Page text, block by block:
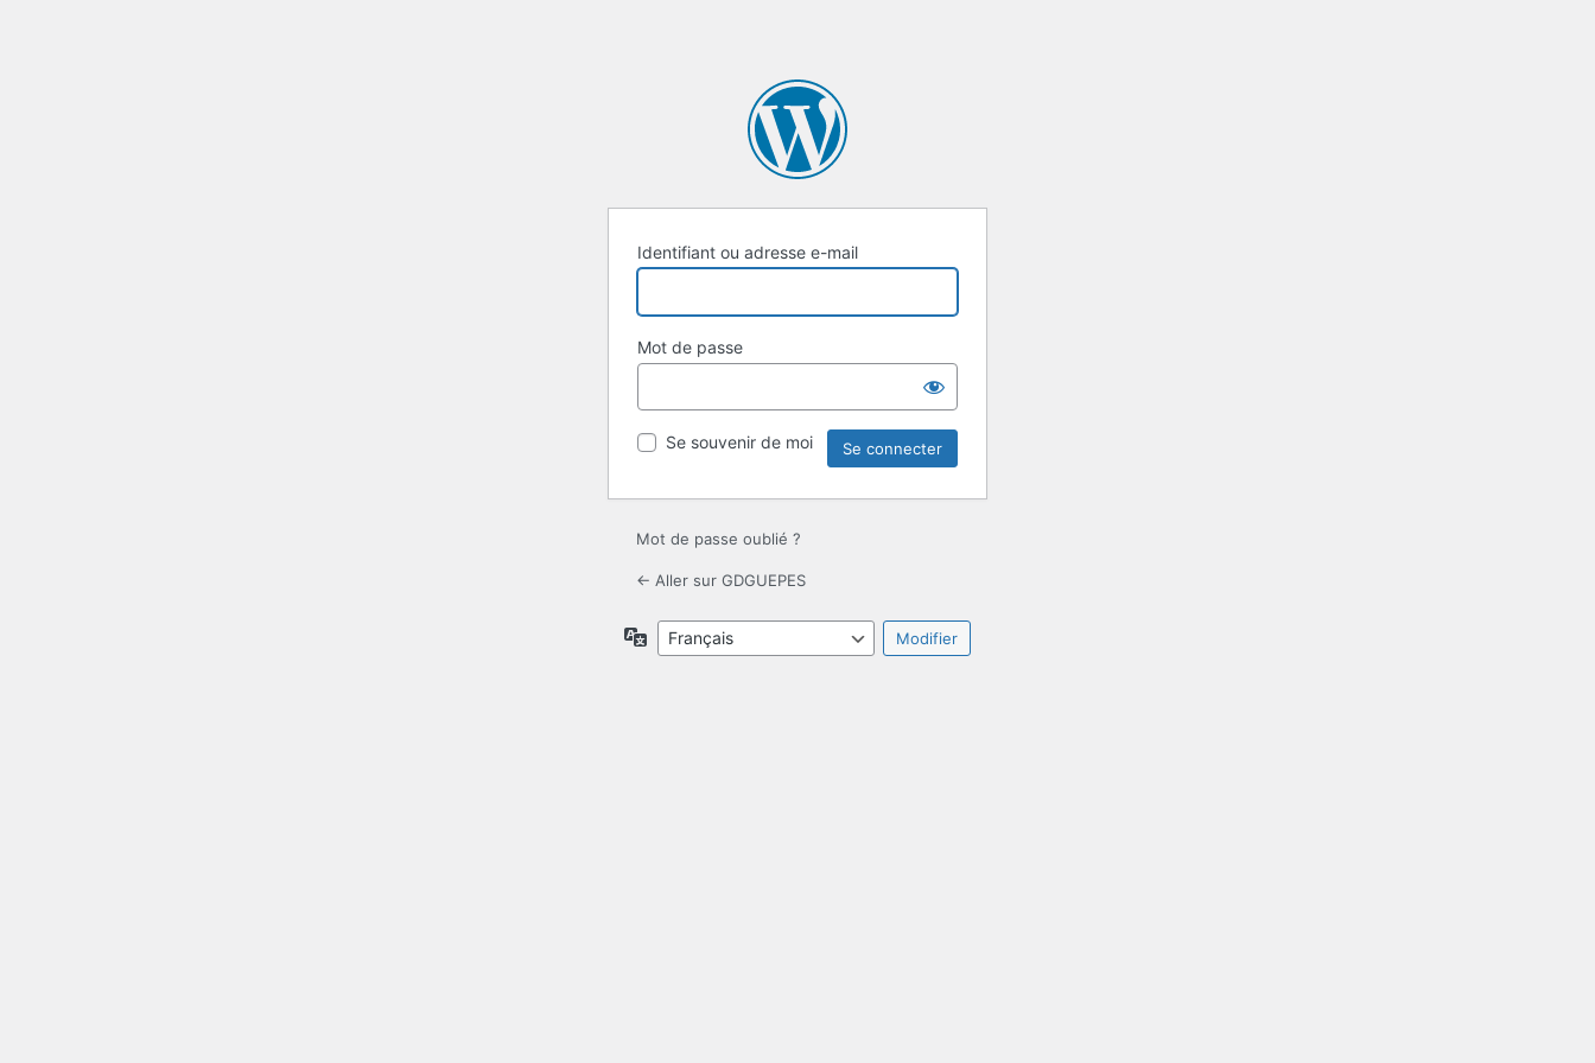
Identifiant ou adresse e-mail
Mot de passe
Se souvenir de moi
Mot de passe oublié ?
← Aller sur GDGUEPES
Langue